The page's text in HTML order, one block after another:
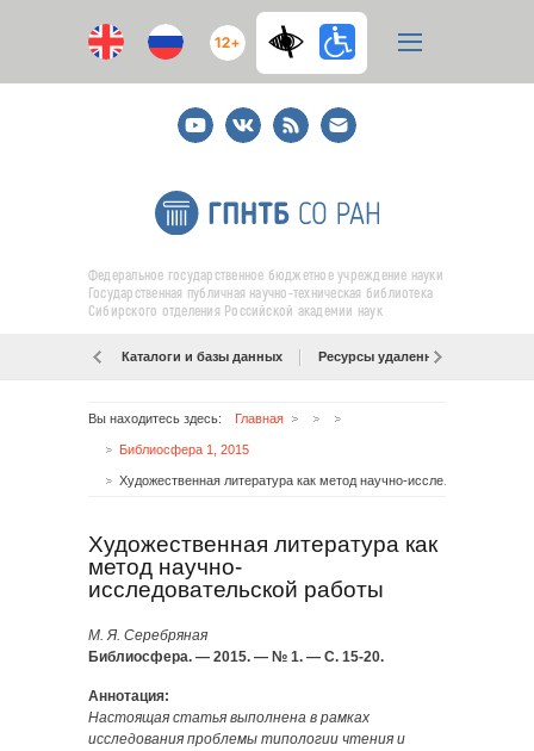
12+
YoutubeВКонтакте
RSS
E-
mail
подписка
Федеральное государственное бюджетное учреждение науки
Государственная публичная научно-техническая библиотека
Сибирского отделения Российской академии наук
Каталоги и базы данных Ресурсы удаленного доступа
Вы находитесь здесь: Главная
Библиосфера 1, 2015
Художественная литература как
метод научно-
исследовательской работы
М. Я. Серебряная
Библиосфера. — 2015. — № 1. — С. 15-20.
Аннотация:
Настоящая статья выполнена в рамках
исследования проблемы типологии чтения и